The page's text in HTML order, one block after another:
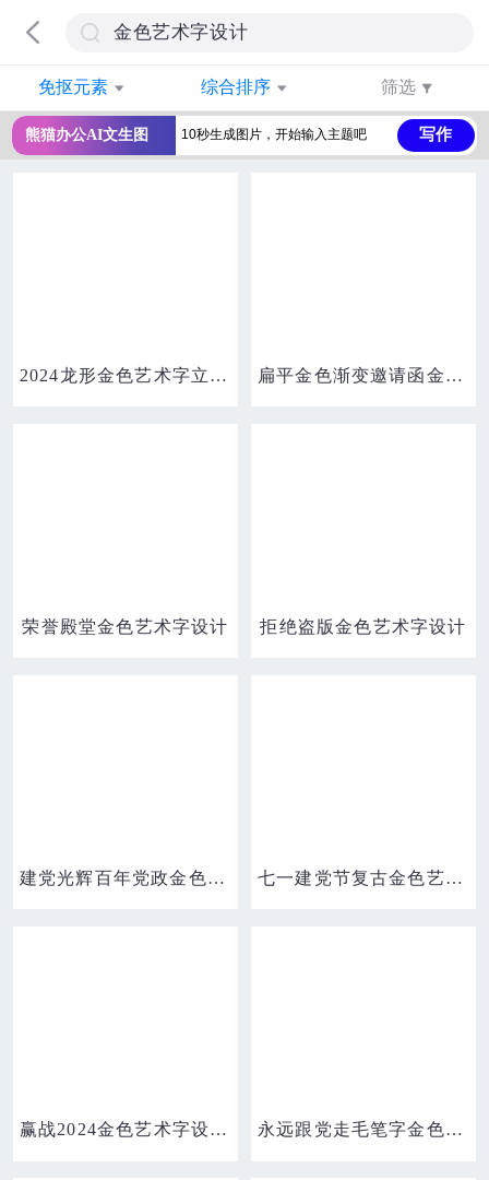
免抠元素 综合排序 筛选
熊猫办公AI文生图 写作
2024龙形金色艺术字立体设计 扁平金色渐变邀请函金色艺术字设计
荣誉殿堂金色艺术字设计 拒绝盗版金色艺术字设计
建党光辉百年党政金色艺术字设计素材 七一建党节复古金色艺术字排版设计
赢战2024金色艺术字设计素材 永远跟党走毛笔字金色艺术字设计